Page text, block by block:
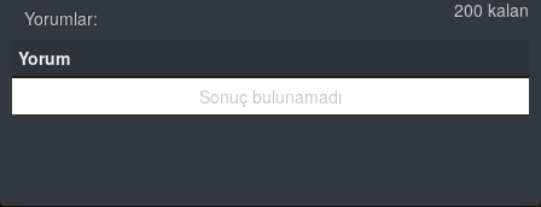
200 kalan
Yorumlar:
Yorum
Sonuç bulunamadı